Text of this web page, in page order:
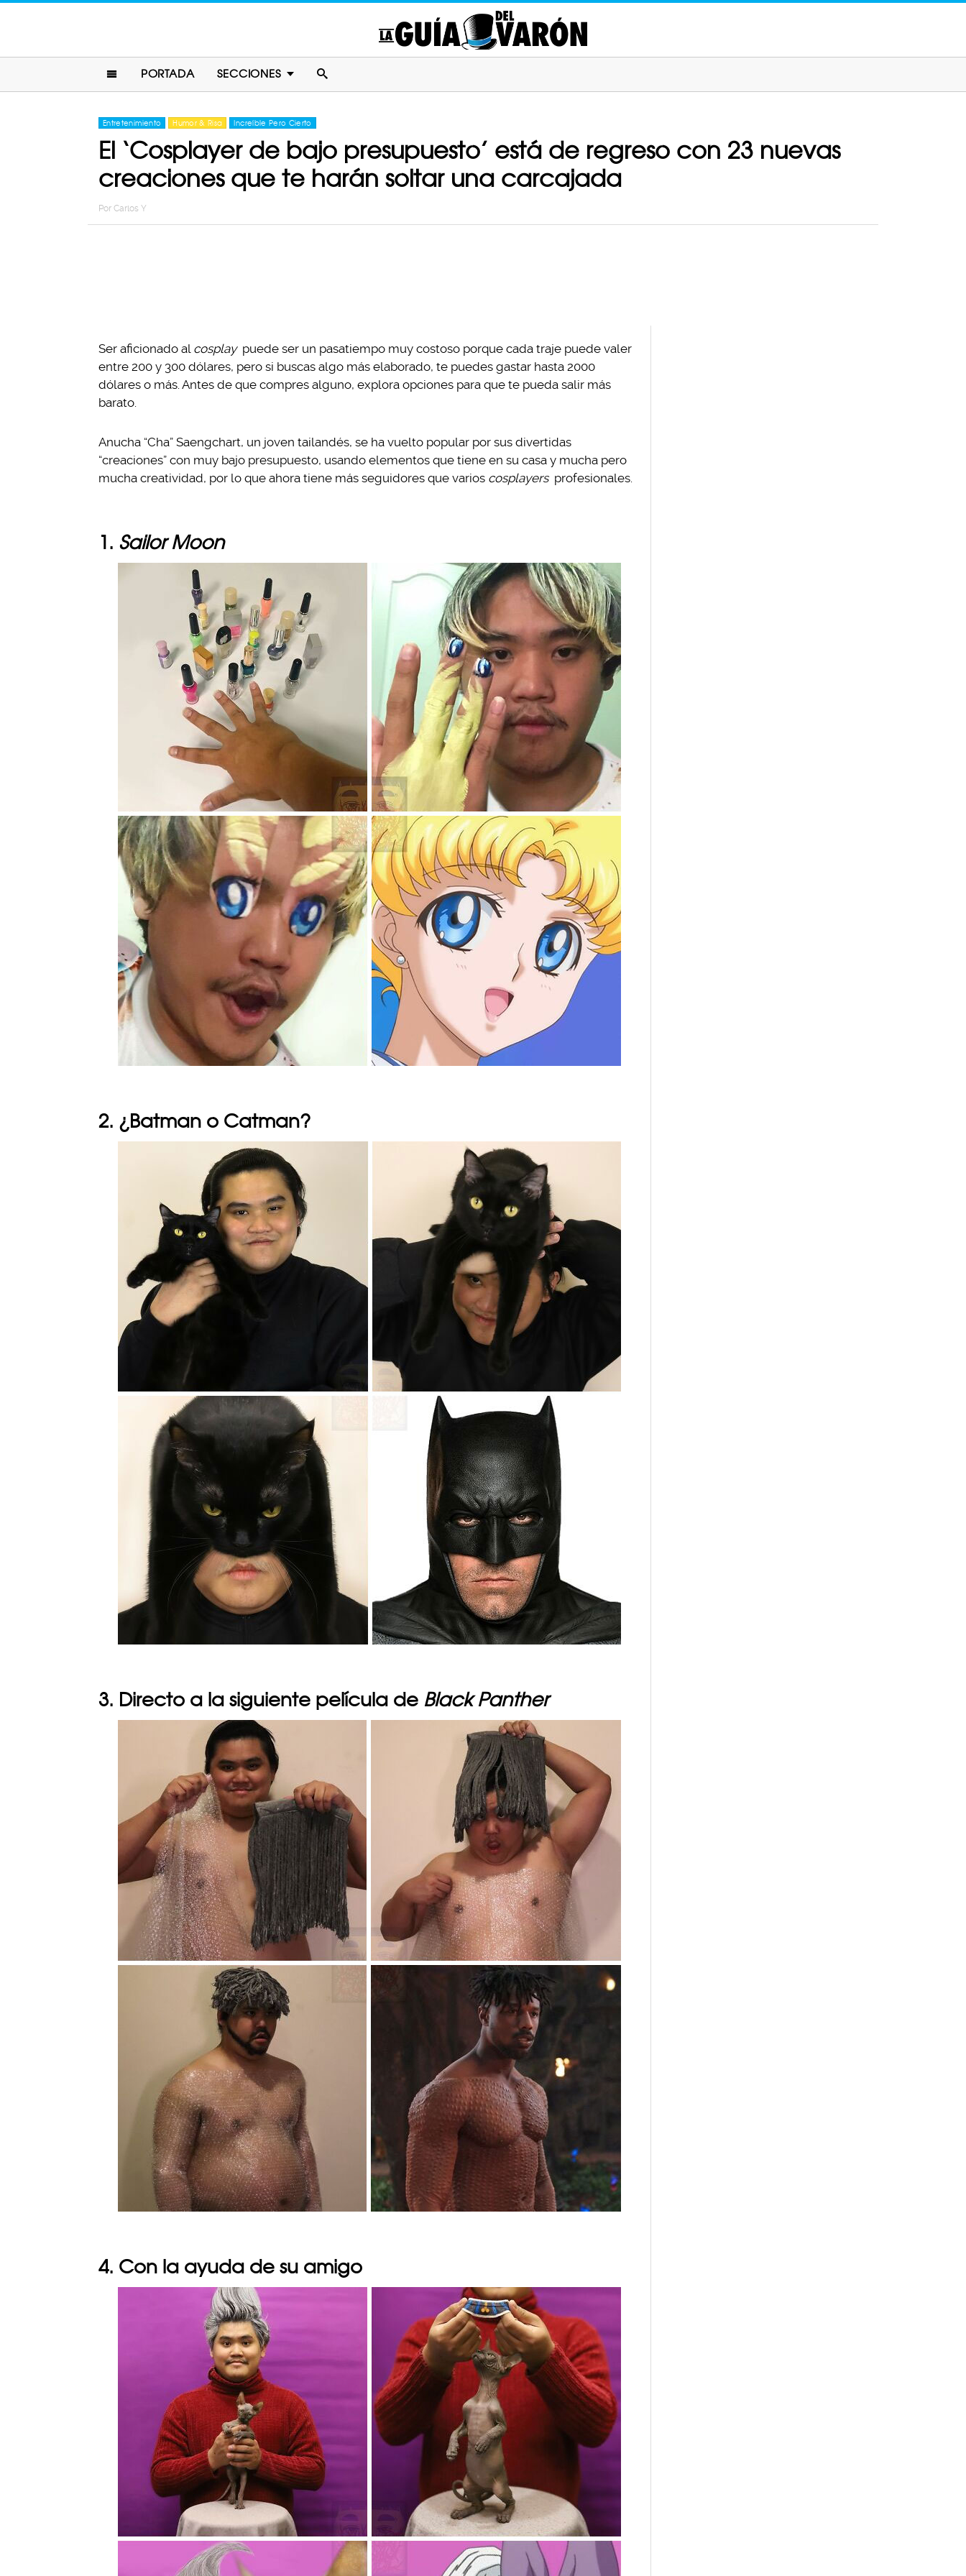
PORTADA SECCIONES
Entretenimiento Humor & Risa Increíble Pero Cierto
El ‘Cosplayer de bajo presupuesto’ está de regreso con 23 nuevas
creaciones que te harán soltar una carcajada
Por Carlos Y
Ser aficionado al cosplay puede ser un pasatiempo muy costoso porque cada traje puede valer
entre 200 y 300 dólares, pero si buscas algo más elaborado, te puedes gastar hasta 2000
dólares o más. Antes de que compres alguno, explora opciones para que te pueda salir más
barato.
Anucha “Cha” Saengchart, un joven tailandés, se ha vuelto popular por sus divertidas
“creaciones” con muy bajo presupuesto, usando elementos que tiene en su casa y mucha pero
mucha creatividad, por lo que ahora tiene más seguidores que varios cosplayers profesionales.
1. Sailor Moon
2. ¿Batman o Catman?
3. Directo a la siguiente película de Black Panther
4. Con la ayuda de su amigo